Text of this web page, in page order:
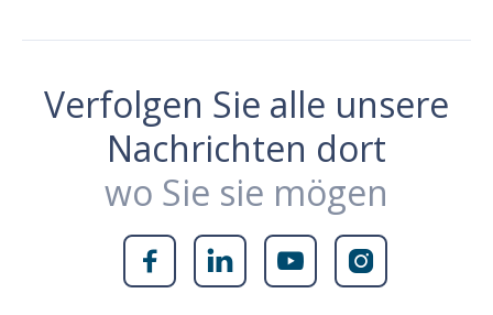
Verfolgen Sie alle unsere
Nachrichten dort
wo Sie sie mögen
   